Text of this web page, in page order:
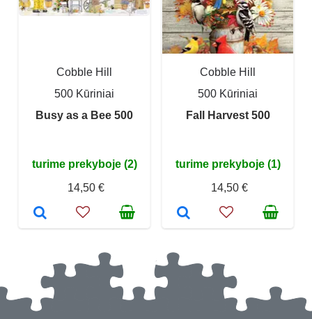
Cobble Hill
500 Kūriniai
Busy as a Bee 500
turime prekyboje (2)
14,50 €
Cobble Hill
500 Kūriniai
Fall Harvest 500
turime prekyboje (1)
14,50 €